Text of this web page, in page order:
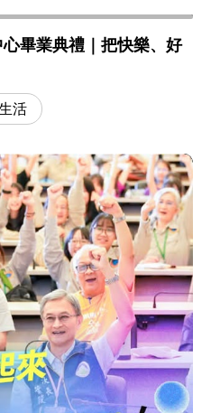
心畢業典禮｜把快樂、好
活